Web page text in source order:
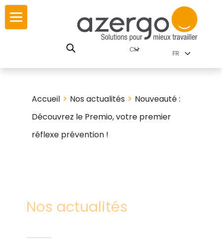
Skip
content
par famille
FR
Accueil> Nos actualités > Nouveauté :
Découvrez le Premio, votre premier
réflexe prévention !
Nos actualités